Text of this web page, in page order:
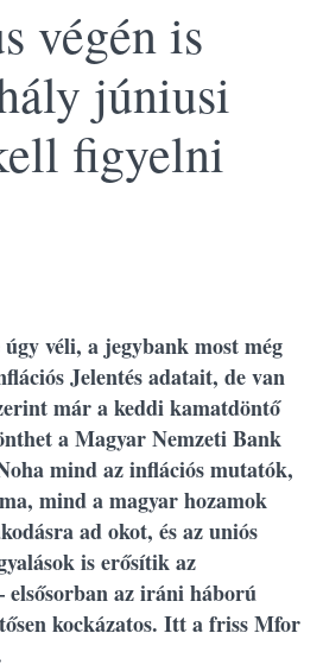
végén is
júniusi
figyelni
véli, a jegybank most még
Jelentés adatait, de van
már a keddi kamatdöntő
a Magyar Nemzeti Bank
mind az inflációs mutatók,
mind a magyar hozamok
ad okot, és az uniós
is erősítik az
elsősorban az iráni háború
kockázatos. Itt a friss Mfor